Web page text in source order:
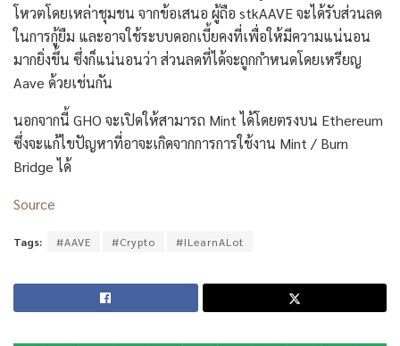
โหวตโดยเหล่าชุมชน จากข้อเสนอ ผู้ถือ stkAAVE จะได้รับส่วนลด
ในการกู้ยืม และอาจใช้ระบบดอกเบี้ยคงที่เพื่อให้มีความแน่นอน
มากยิ่งขึ้น ซึ่งก็แน่นอนว่า ส่วนลดที่ได้จะถูกกำหนดโดยเหรียญ
Aave ด้วยเช่นกัน
นอกจากนี้ GHO จะเปิดให้สามารถ Mint ได้โดยตรงบน Ethereum
ซึ่งจะแก้ไขปัญหาที่อาจะเกิดจากการการใช้งาน Mint / Burn
Bridge ได้
Source
Tags: #AAVE #Crypto #ILearnALot